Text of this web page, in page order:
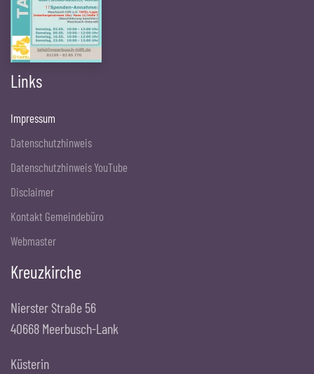
Links
Impressum
Datenschutzhinweis
Datenschutzhinweis YouTube
Disclaimer
Kontakt Gemeindebüro
Webmaster
Kreuzkirche
Nierster Straße 56
40668 Meerbusch-Lank
Küsterin